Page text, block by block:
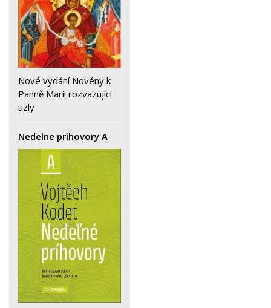
Nové vydání Novény k
Panně Marii rozvazující
uzly
Nedelne prihovory A